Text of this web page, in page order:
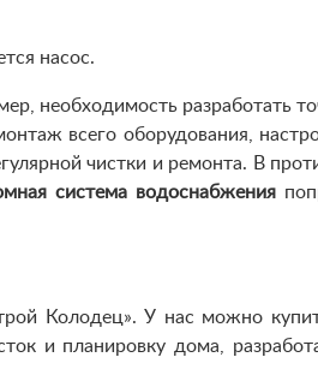
насос.
необходимость разработать
всего оборудования,
чистки и ремонта. В
система водоснабжения
Колодец». У нас можно
и планировку дома,